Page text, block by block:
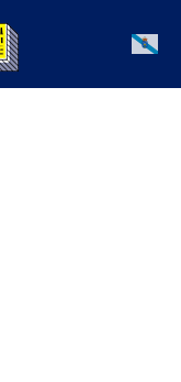
Galician